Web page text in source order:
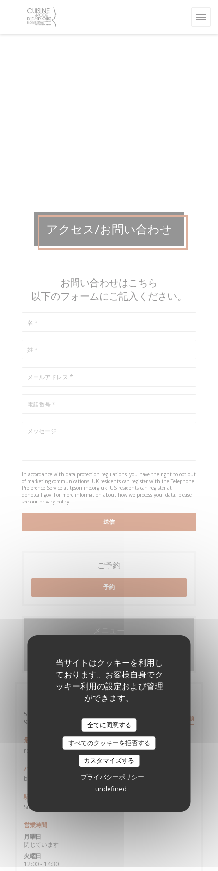
当サイトはクッキーを利用し
ております。お客様自身でク
ッキー利用の設定および管理
ができます。
全てに同意する
すべてのクッキーを拒否する
カスタマイズする
プライバシーポリシー
undefined
アクセス/お問い合わせ
お問い合わせはこちら
以下のフォームにご記入ください。
In accordance with data protection regulations, you have the right to opt out
of marketing communications. UK residents can register with the Telephone
Preference Service at tpsonline.org.uk. US residents can register at
donotcall.gov. For more information about how we process your data, please
see our privacy policy.
ご予約
予約
メニュー
店舗情報
58 Allée Auguste Geneviève - Cuisine Mode d'Emploi(s)
93390 CLICHY SOUS BOIS((新しいウィンドウで開きます)) 道順
最寄り駅
rer B Sevran-Livry ou rer E gare de Gagny
バス
bus 623 arrêt Parc des Sports
駐車場
Sur place
営業時間
月曜日
閉じています
火曜日
12:00 - 14:30